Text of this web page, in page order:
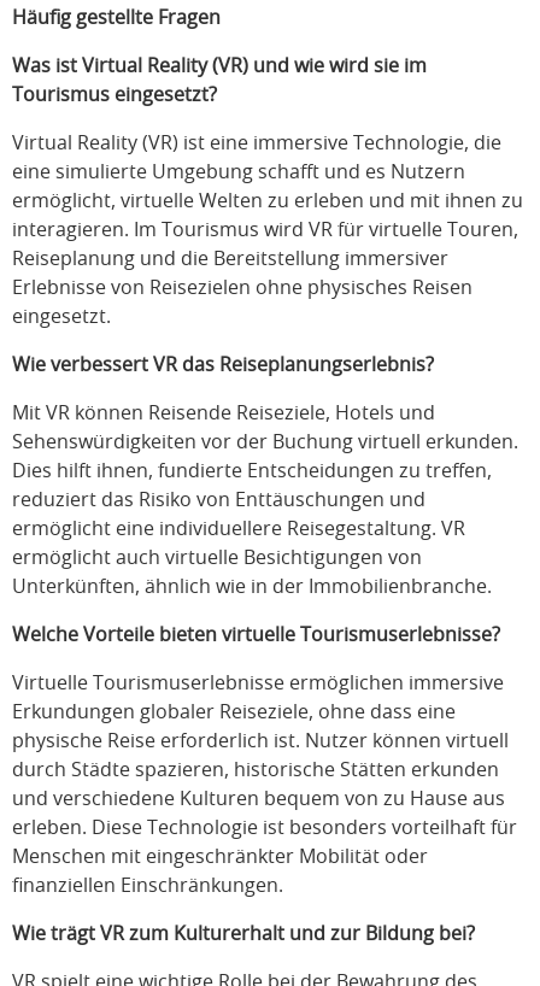
Häufig gestellte Fragen
Was ist Virtual Reality (VR) und wie wird sie im
Tourismus eingesetzt?
Virtual Reality (VR) ist eine immersive Technologie, die
eine simulierte Umgebung schafft und es Nutzern
ermöglicht, virtuelle Welten zu erleben und mit ihnen zu
interagieren. Im Tourismus wird VR für virtuelle Touren,
Reiseplanung und die Bereitstellung immersiver
Erlebnisse von Reisezielen ohne physisches Reisen
eingesetzt.
Wie verbessert VR das Reiseplanungserlebnis?
Mit VR können Reisende Reiseziele, Hotels und
Sehenswürdigkeiten vor der Buchung virtuell erkunden.
Dies hilft ihnen, fundierte Entscheidungen zu treffen,
reduziert das Risiko von Enttäuschungen und
ermöglicht eine individuellere Reisegestaltung. VR
ermöglicht auch virtuelle Besichtigungen von
Unterkünften, ähnlich wie in der Immobilienbranche.
Welche Vorteile bieten virtuelle Tourismuserlebnisse?
Virtuelle Tourismuserlebnisse ermöglichen immersive
Erkundungen globaler Reiseziele, ohne dass eine
physische Reise erforderlich ist. Nutzer können virtuell
durch Städte spazieren, historische Stätten erkunden
und verschiedene Kulturen bequem von zu Hause aus
erleben. Diese Technologie ist besonders vorteilhaft für
Menschen mit eingeschränkter Mobilität oder
finanziellen Einschränkungen.
Wie trägt VR zum Kulturerhalt und zur Bildung bei?
VR spielt eine wichtige Rolle bei der Bewahrung des